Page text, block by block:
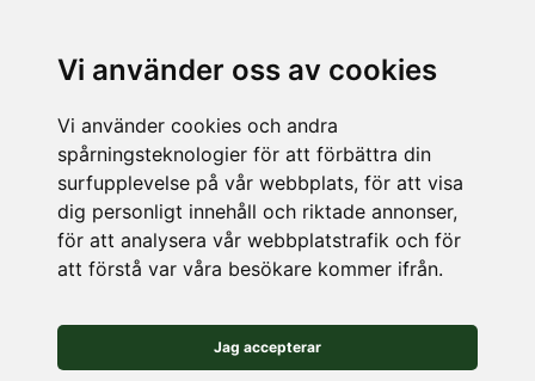
Vi använder oss av cookies
Vi använder cookies och andra
spårningsteknologier för att förbättra din
surfupplevelse på vår webbplats, för att visa
dig personligt innehåll och riktade annonser,
för att analysera vår webbplatstrafik och för
att förstå var våra besökare kommer ifrån.
Jag accepterar
Vägbeskrivning
LAGER
Köpetorpsgatan 8
582 78 Linköping